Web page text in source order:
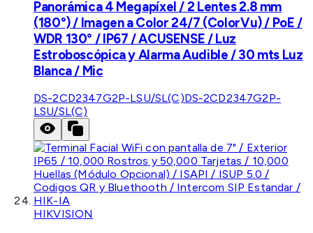
Panorámica 4 Megapíxel / 2 Lentes 2.8 mm
(180°) / Imagen a Color 24/7 (ColorVu) / PoE /
WDR 130° / IP67 / ACUSENSE / Luz
Estroboscópica y Alarma Audible / 30 mts Luz
Blanca / Mic
DS-2CD2347G2P-LSU/SL(C)DS-2CD2347G2P-
LSU/SL(C)
HIKVISION